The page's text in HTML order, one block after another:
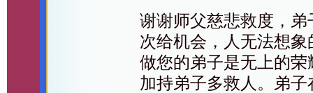
谢谢师父慈悲救度，
次给机会，人无法想
做您的弟子是无上的
加持弟子多救人。弟